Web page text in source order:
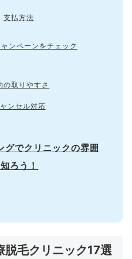
支払方法
ンペーンをチェック
の取りやすさ
ンセル対応
グでクリニックの雰囲
ろう！
脱毛クリニック17選